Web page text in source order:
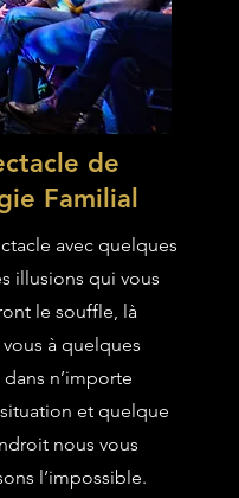
de
Familial
avec quelques
illusions qui vous
le souffle, là
à quelques
n’importe
et quelque
nous vous
l’impossible.